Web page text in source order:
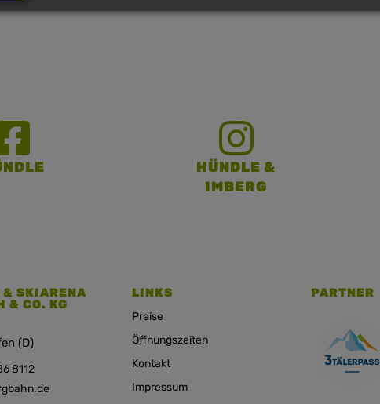
HÜNDLE &
IMBERG
& SKIARENA
& CO. KG
(D)
8112
LINKS
Preise
Öffnungszeiten
Kontakt
Impressum
PARTNER